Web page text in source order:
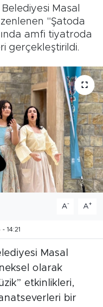
Masal
"Şatoda
amfi tiyatroda
gerçekleştirildi.
A- A+
14:21
Masal
olarak
etkinlikleri,
bir